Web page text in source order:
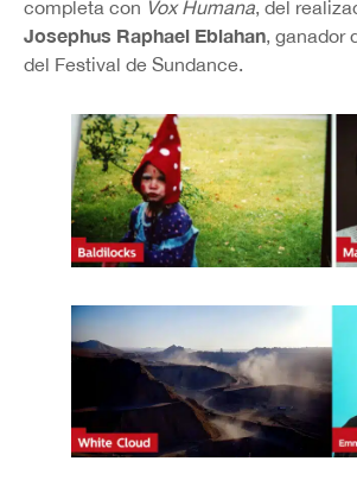
completa con Vox Humana, del
Josephus Raphael Eblahan, ganador
del Festival de Sundance.